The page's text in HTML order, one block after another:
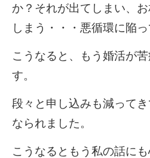
か？それが出てしまい、
しまう・・・悪循環に陥っ
こうなると、もう婚活が
す。
段々と申し込みも減って
なられました。
こうなるともう私の話に